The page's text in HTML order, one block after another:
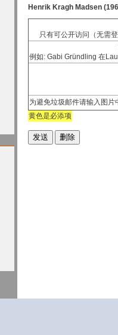
Henrik Kragh Madsen
只有可公开访问（无需
例如: Gabi Gründling 在
为避免垃圾邮件请输入图片
黄色是必添项